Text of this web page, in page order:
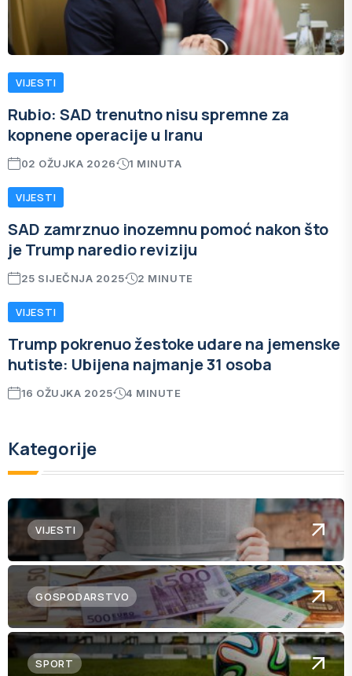
VIJESTI
Rubio: SAD trenutno nisu spremne za
kopnene operacije u Iranu
02 OŽUJKA 2026 1 MINUTA
VIJESTI
SAD zamrznuo inozemnu pomoć nakon što
je Trump naredio reviziju
25 SIJEČNJA 2025 2 MINUTE
VIJESTI
Trump pokrenuo žestoke udare na jemenske
hutiste: Ubijena najmanje 31 osoba
16 OŽUJKA 2025 4 MINUTE
Kategorije
VIJESTI
GOSPODARSTVO
SPORT